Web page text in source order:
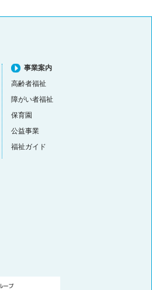
事業案内
高齢者福祉
障がい者福祉
保育園
公益事業
福祉ガイド